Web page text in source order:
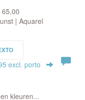
| Aquarel
excl. porto
kleuren...